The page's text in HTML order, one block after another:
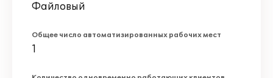
Файловый
Общее число автоматизированных рабочих мест
1